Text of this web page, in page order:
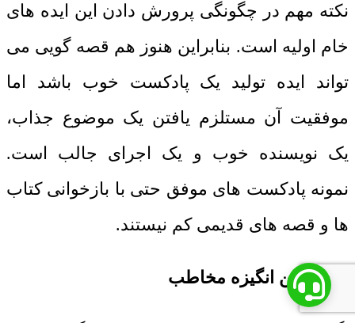
نکته مهم در چگونگی پرورش دادن این ایده های
خام اولیه است. بنابراین هنوز هم قصه گویی می
تواند ایده تولید یک پادکست خوب باشد اما
موفقیت آن مستلزم یافتن یک موضوع جذاب،
یک نویسنده خوب و یک اجرای جالب است.
نمونه پادکست های موفق حتی با بازخوانی کتاب
ها و قصه های قدیمی کم نیستند.
یافتن انگیزه مخاطب